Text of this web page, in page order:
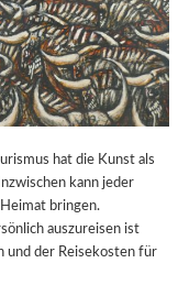
hat die Kunst als
kann jeder
bringen.
auszureisen ist
und der Reisekosten für